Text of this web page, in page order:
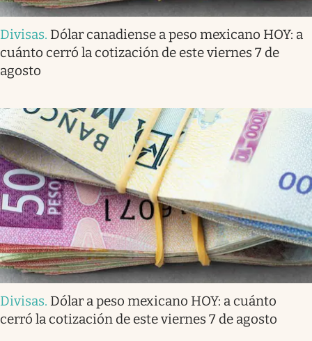
Divisas. Dólar canadiense a peso mexicano HOY: a
cuánto cerró la cotización de este viernes 7 de
agosto
Divisas. Dólar a peso mexicano HOY: a cuánto
cerró la cotización de este viernes 7 de agosto